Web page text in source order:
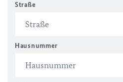
Straße
Hausnummer